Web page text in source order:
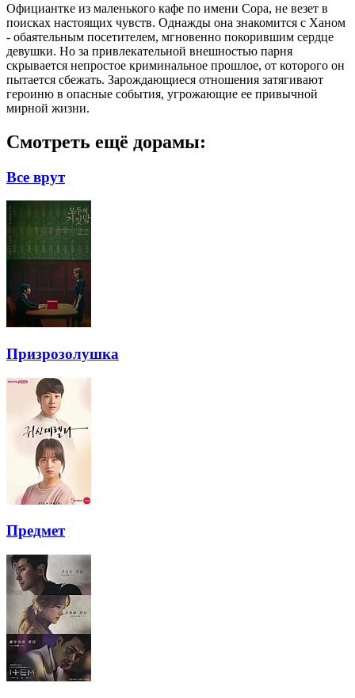
Официантке из маленького кафе по имени Сора, не везет в
поисках настоящих чувств. Однажды она знакомится с Ханом
- обаятельным посетителем, мгновенно покорившим сердце
девушки. Но за привлекательной внешностью парня
скрывается непростое криминальное прошлое, от которого он
пытается сбежать. Зарождающиеся отношения затягивают
героиню в опасные события, угрожающие ее привычной
мирной жизни.
Смотреть ещё дорамы:
Все врут
Призрозолушка
Предмет